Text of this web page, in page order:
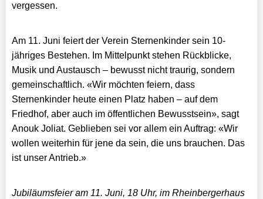
vergessen.
Am 11. Juni feiert der Verein Sternenkinder sein 10-
jähriges Bestehen. Im Mittelpunkt stehen Rückblicke,
Musik und Austausch – bewusst nicht traurig, sondern
gemeinschaftlich. «Wir möchten feiern, dass
Sternenkinder heute einen Platz haben – auf dem
Friedhof, aber auch im öffentlichen Bewusstsein», sagt
Anouk Joliat. Geblieben sei vor allem ein Auftrag: «Wir
wollen weiterhin für jene da sein, die uns brauchen. Das
ist unser Antrieb.»
Jubiläumsfeier am 11. Juni, 18 Uhr, im Rheinbergerhaus